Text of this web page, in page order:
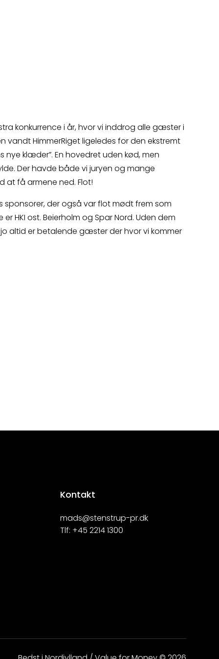
konkurrence i år, hvor vi inddrog alle gæster i
vandt HimmerRiget ligeledes for den ekstremt
nye klæder”. En hovedret uden kød, men
Der havde både vi juryen og mange
få armene ned. Flot!
sponsorer, der også var flot mødt frem som
HKI ost. Beierholm og Spar Nord. Uden dem
altid er betalende gæster der hvor vi kommer
Kontakt
mads@stenstrup-pr.dk
Tlf: +45 2214 1300